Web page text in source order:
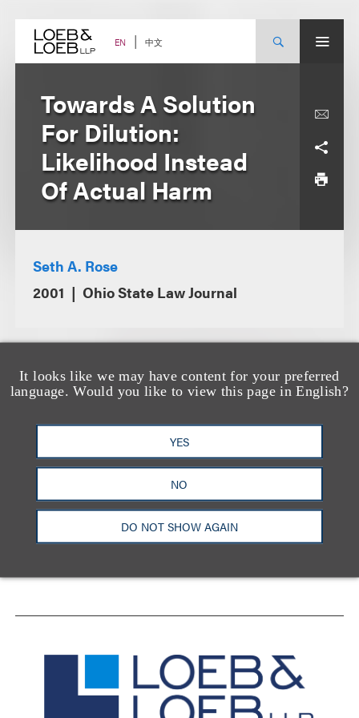
content EN 中文
It looks like we may have content for your preferred
language. Would you like to view this page in English?
YES
NO
DO NOT SHOW AGAIN
Towards A Solution
For Dilution:
Likelihood Instead
Of Actual Harm
Seth A. Rose
2001
Ohio State Law Journal
芝加哥
华盛顿特区
旧金山 泰森斯
代表处
香港
LinkedIn
Facebook X
YouTube